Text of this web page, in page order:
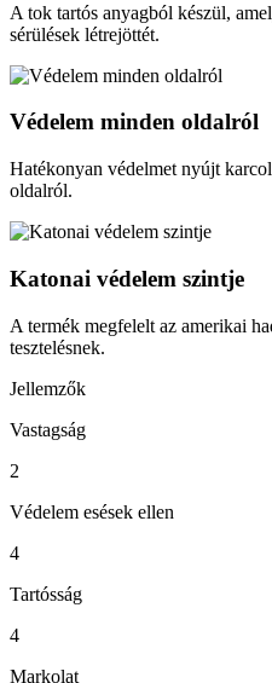
A tok tartós anyagból készül,
sérülések létrejöttét.
Védelem minden oldalról
Hatékonyan védelmet nyújt
oldalról.
Katonai védelem szintje
A termék megfelelt az amerikai
tesztelésnek.
Jellemzők
Vastagság
2
Védelem esések ellen
4
Tartósság
4
Markolat